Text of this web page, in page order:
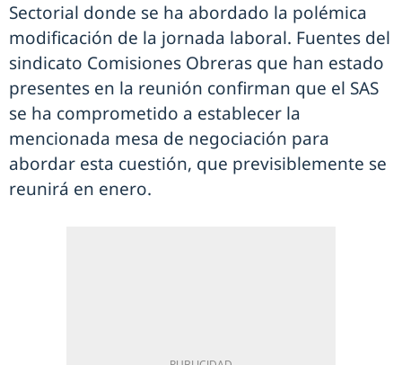
Sectorial donde se ha abordado la polémica
modificación de la jornada laboral. Fuentes del
sindicato Comisiones Obreras que han estado
presentes en la reunión confirman que el SAS
se ha comprometido a establecer la
mencionada mesa de negociación para
abordar esta cuestión, que previsiblemente se
reunirá en enero.